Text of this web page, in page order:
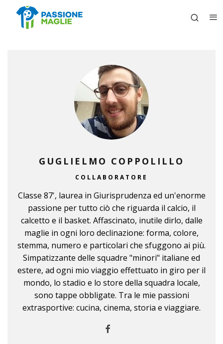
GUGLIELMO COPPOLILLO
COLLABORATORE
Classe 87', laurea in Giurisprudenza ed un'enorme
passione per tutto ciò che riguarda il calcio, il
calcetto e il basket. Affascinato, inutile dirlo, dalle
maglie in ogni loro declinazione: forma, colore,
stemma, numero e particolari che sfuggono ai più.
Simpatizzante delle squadre "minori" italiane ed
estere, ad ogni mio viaggio effettuato in giro per il
mondo, lo stadio e lo store della squadra locale,
sono tappe obbligate. Tra le mie passioni
extrasportive: cucina, cinema, storia e viaggiare.